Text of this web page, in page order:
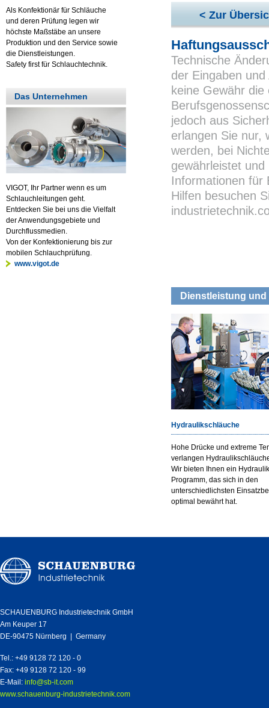
< Zur
Technische
der Eingaben
keine Gewähr
jedoch aus
erlangen Sie nur,
werden, bei
gewährleistet
Informationen für
Hilfen besuchen
Dienstleistung
Hydraulikschläuche
Hohe Drücke und extreme
verlangen
Wir bieten Ihnen ein
Programm, das sich in den
unterschiedlichsten
optimal bewährt hat.
Als Konfektionär für Schläuche
und deren Prüfung legen wir
höchste Maßstäbe an unsere
Produktion und den Service sowie
die Dienstleistungen.
Safety first für Schlauchtechnik.
Das Unternehmen
VIGOT, Ihr Partner wenn es um
Schlauchleitungen geht.
Entdecken Sie bei uns die Vielfalt
der Anwendungsgebiete und
Durchflussmedien.
Von der Konfektionierung bis zur
mobilen Schlauchprüfung.
www.vigot.de
SCHAUENBURG Industrietechnik GmbH
Am Keuper 17
DE-90475 Nürnberg | Germany
Tel.: +49 9128 72 120 - 0
Fax: +49 9128 72 120 - 99
E-Mail: info@sb-it.com
www.schauenburg-industrietechnik.com